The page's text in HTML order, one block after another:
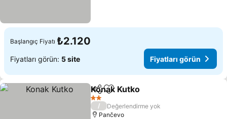
Başlangıç Fiyatı ₺2.120
Fiyatları görün: 5 site Fiyatları görün
PaylaşFavorilerime ekle
Konak Kutko
2 Yıldız
/
Değerlendirme yok
Pančevo